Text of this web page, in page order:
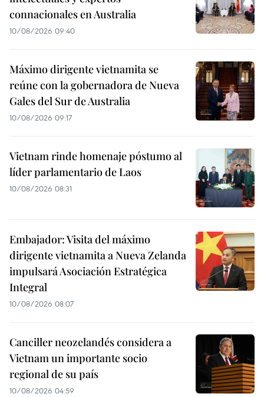
connacionales en Australia
10/08/2026 09:40
Máximo dirigente vietnamita se
reúne con la gobernadora de Nueva
Gales del Sur de Australia
10/08/2026 09:17
Vietnam rinde homenaje póstumo al
líder parlamentario de Laos
10/08/2026 08:31
Embajador: Visita del máximo
dirigente vietnamita a Nueva Zelanda
impulsará Asociación Estratégica
Integral
10/08/2026 08:07
Canciller neozelandés considera a
Vietnam un importante socio
regional de su país
10/08/2026 04:59